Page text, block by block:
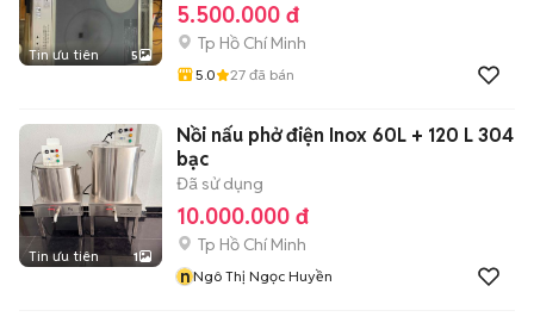
Tin ưu tiên 5
5.500.000 đ
Tp Hồ Chí Minh
5.0 27 đã bán
Tin ưu tiên 1
Nồi nấu phở điện Inox 60L + 120 L 304
bạc
Đã sử dụng
10.000.000 đ
Tp Hồ Chí Minh
nNgô Thị Ngọc Huyền